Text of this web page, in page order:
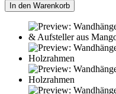
In den Warenkorb